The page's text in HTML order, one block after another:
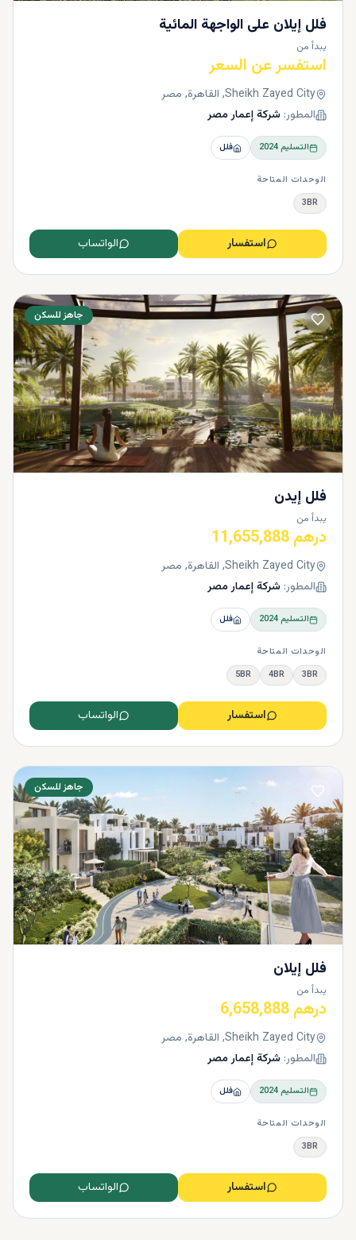
فلل إيلان على الواجهة المائية
يبدأ من
استفسر عن السعر
Sheikh Zayed City, القاهرة, مصر
المطور: شركة إعمار مصر
التسليم2024 فلل
الوحدات المتاحة
3BR
استفسار الواتساب
جاهز للسكن
فلل إيدن
يبدأ من
درهم 11,655,888
Sheikh Zayed City, القاهرة, مصر
المطور: شركة إعمار مصر
التسليم2024 فلل
الوحدات المتاحة
3BR
4BR
5BR
استفسار الواتساب
جاهز للسكن
فلل إيلان
يبدأ من
درهم 6,658,888
Sheikh Zayed City, القاهرة, مصر
المطور: شركة إعمار مصر
التسليم2024 فلل
الوحدات المتاحة
3BR
استفسار الواتساب